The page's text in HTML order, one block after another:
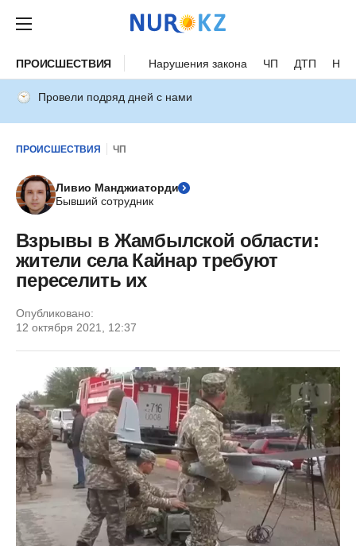
ПРОИСШЕСТВИЯ Нарушения закона ЧП ДТП
Провели подряд дней с нами
ПРОИСШЕСТВИЯ ЧП
Ливио Манджиаторди
Бывший сотрудник
Взрывы в Жамбылской области:
жители села Кайнар требуют
переселить их
Опубликовано:
12 октября 2021, 12:37